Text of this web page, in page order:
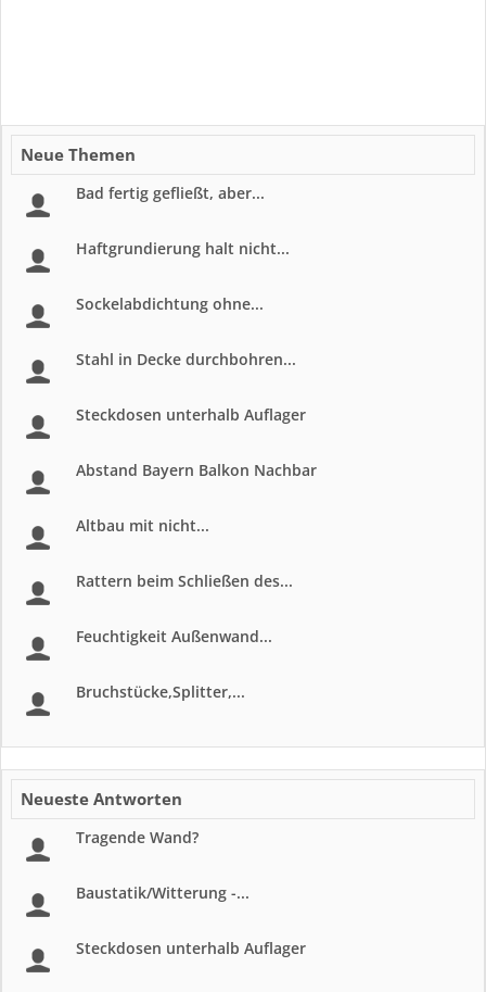
Neue Themen
Bad fertig gefließt, aber...
Haftgrundierung halt nicht...
Sockelabdichtung ohne...
Stahl in Decke durchbohren...
Steckdosen unterhalb Auflager
Abstand Bayern Balkon Nachbar
Altbau mit nicht...
Rattern beim Schließen des...
Feuchtigkeit Außenwand...
Bruchstücke,Splitter,...
Neueste Antworten
Tragende Wand?
Baustatik/Witterung -...
Steckdosen unterhalb Auflager